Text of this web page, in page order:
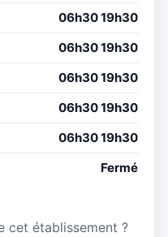
06h30 19h30
06h30 19h30
06h30 19h30
06h30 19h30
06h30 19h30
Fermé
cet établissement ?